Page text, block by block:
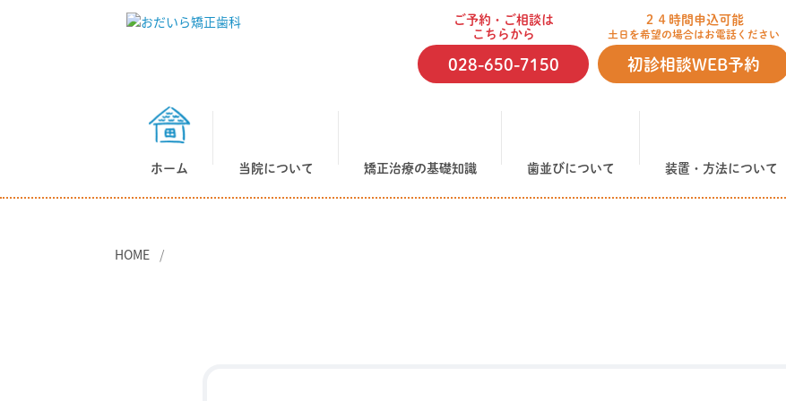
ご予約・ご相談は
こちらから
028-650-7150
２４時間申込可能
土日を希望の場合はお電話ください
初診相談WEB予約
ホーム 当院について 矯正治療の基礎知識 歯並びについて 装置・方法について
HOME